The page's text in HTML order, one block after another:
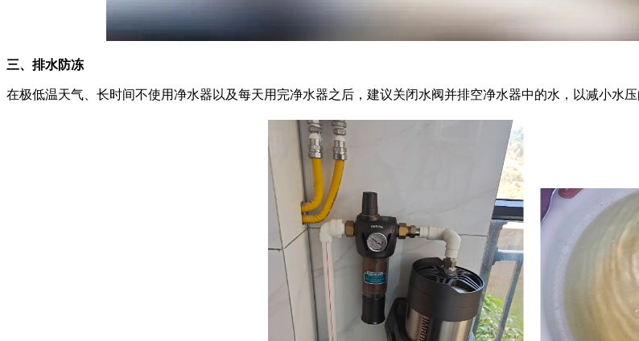
三、排水防冻
在极低温天气、长时间不使用净水器以及每天用完净水器之后，建议关闭水阀并排空净水器中的水，以减小水